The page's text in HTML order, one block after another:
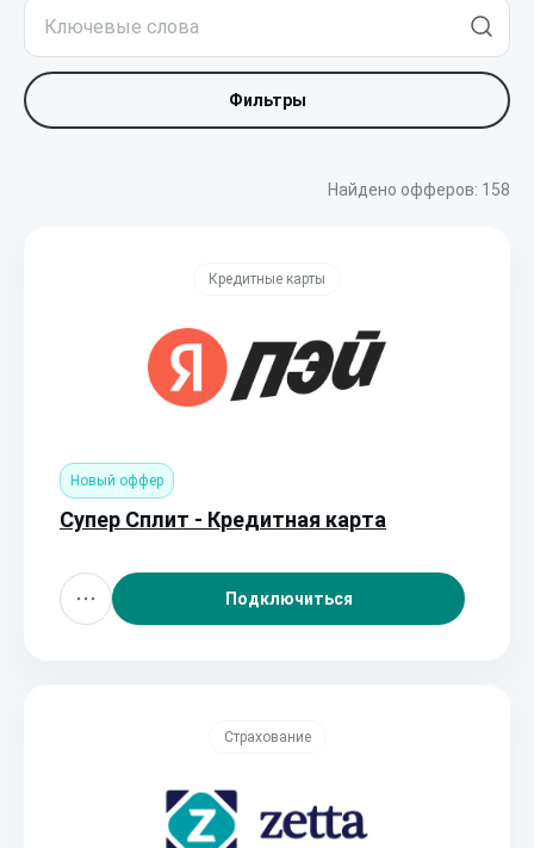
Фильтры
Найдено офферов: 158
Кредитные карты
Новый оффер
Супер Сплит - Кредитная карта
Подключиться
Страхование